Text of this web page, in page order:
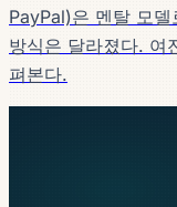
PayPal)은 멘탈 모
방식은 달라졌다. 여
펴본다.